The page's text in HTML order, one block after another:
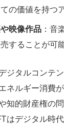
の価値を持つ
映像作品 ：音
することが可
ジタルコンテ
エネルギー消費
知的財産権の
はデジタル時